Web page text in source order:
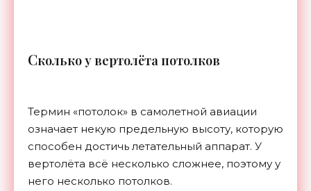
Сколько у вертолёта потолков
Термин «потолок» в самолетной авиации
означает некую предельную высоту, которую
способен достичь летательный аппарат. У
вертолёта всё несколько сложнее, поэтому у
него несколько потолков.